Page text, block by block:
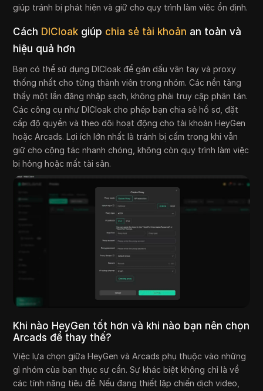
giúp tránh bị phát hiện và giữ cho quy trình làm việc ổn định.
Cách DICloak giúp chia sẻ tài khoản an toàn và
hiệu quả hơn
Bạn có thể sử dụng DICloak để gán dấu vân tay và proxy
thống nhất cho từng thành viên trong nhóm. Các nền tảng
thấy một lần đăng nhập sạch, không phải truy cập phân tán.
Các công cụ như DICloak cho phép bạn chia sẻ hồ sơ, đặt
cấp độ quyền và theo dõi hoạt động cho tài khoản HeyGen
hoặc Arcads. Lợi ích lớn nhất là tránh bị cấm trong khi vẫn
giữ cho cộng tác nhanh chóng, không còn quy trình làm việc
bị hỏng hoặc mất tài sản.
Khi nào HeyGen tốt hơn và khi nào bạn nên chọn
Arcads để thay thế?
Việc lựa chọn giữa HeyGen và Arcads phụ thuộc vào những
gì nhóm của bạn thực sự cần. Sự khác biệt không chỉ là về
các tính năng tiêu đề. Nếu đang thiết lập chiến dịch video,